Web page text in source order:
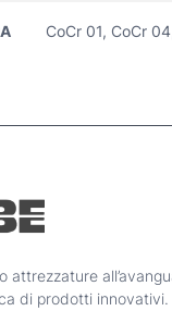
CoCr 01, CoCr
attrezzature
di prodotti innovativi.